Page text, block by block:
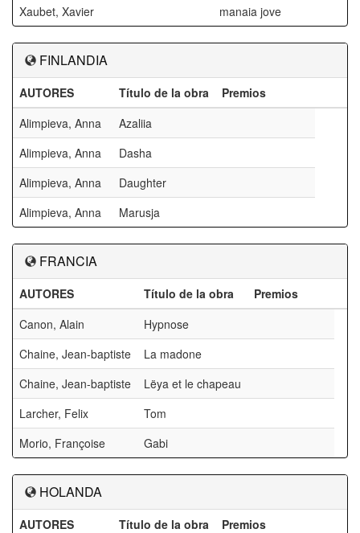
Xaubet, Xavier
manaia jove
FINLANDIA
AUTORES Título de la obra
Premios
Alimpieva, Anna
Azaliia
Alimpieva, Anna
Dasha
Alimpieva, Anna
Daughter
Alimpieva, Anna
Marusja
FRANCIA
AUTORES Título de la obra
Premios
Canon, Alain
Hypnose
Chaine, Jean-baptiste
La madone
Chaine, Jean-baptiste
Lëya et le chapeau
Larcher, Felix
Tom
Morio, Françoise
Gabi
HOLANDA
AUTORES Título de la obra
Premios